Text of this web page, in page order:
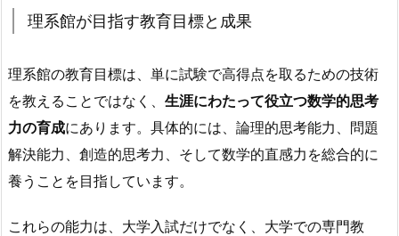
理系館が目指す教育目標と成果
理系館の教育目標は、単に試験で高得点を取るための技術
を教えることではなく、 生涯にわたって役立つ数学的思考
力の育成にあります。具体的には、論理的思考能力、問題
解決能力、創造的思考力、そして数学的直感力を総合的に
養うことを目指しています。
これらの能力は、大学入試だけでなく、大学での専門教